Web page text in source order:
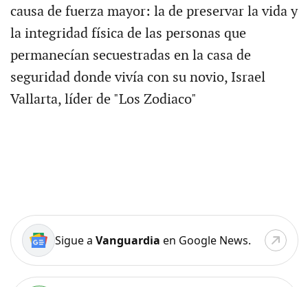
causa de fuerza mayor: la de preservar la vida y
la integridad física de las personas que
permanecían secuestradas en la casa de
seguridad donde vivía con su novio, Israel
Vallarta, líder de "Los Zodiaco"
Sigue a Vanguardia en Google News.